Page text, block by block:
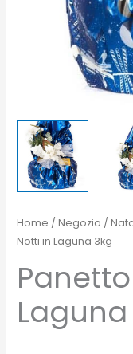
Home /Negozio /
Notti in Laguna 3kg